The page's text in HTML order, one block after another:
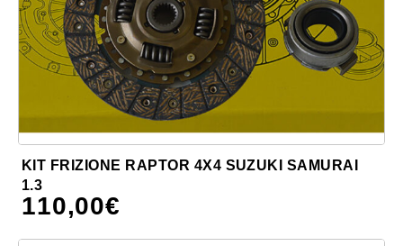
KIT FRIZIONE RAPTOR 4X4 SUZUKI SAMURAI
1.3
110,00€